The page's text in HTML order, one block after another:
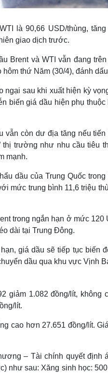
là 90,66 USD/thùng,
giao dịch trước.
Brent và WTI vẫn đang
thứ Năm (30/4), đánh
sau khi xuất hiện kỳ
biến giá dầu hiện phụ
vẫn còn dư địa tăng nếu
thị trường như nhu cầu
mạnh.
dầu của Trung Quốc
mức trung bình 11,6 triệu
trong ngắn hạn ở mức
dài tại Trung Đông.
giá dầu sẽ tiếp tục biến
dầu qua khu vực Vịnh
giảm 1.082 đồng/lít, không
lít.
cao hơn 27.651 đồng/lít.
– Tài chính quyết định
như sau: Xăng sinh học: